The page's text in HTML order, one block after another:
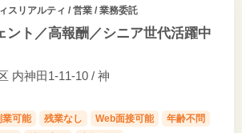
スリアルティ / 営業 / 業務委託
ント／高報酬／シニア世代活躍中
内神田1-11-10 / 神
業可能 残業なし Web面接可能
年齢不問